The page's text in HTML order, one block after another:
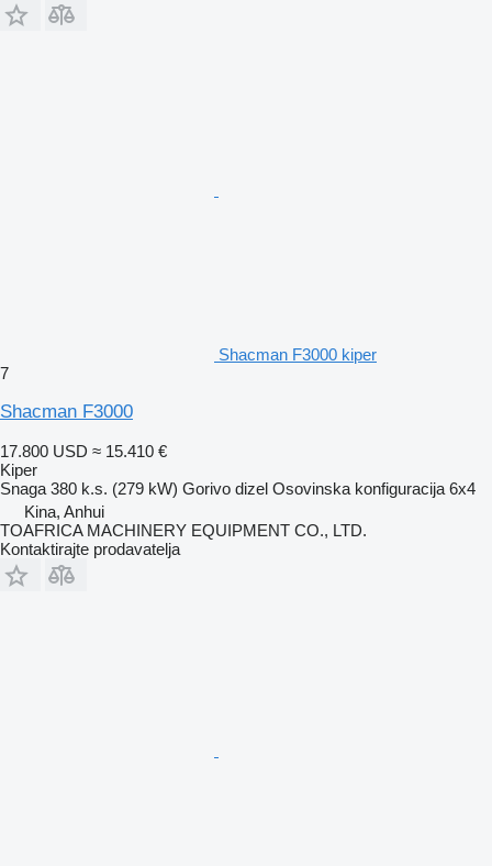
Shacman F3000 kiper
7
Shacman F3000
17.800 USD ≈ 15.410 €
Kiper
Snaga 380 k.s. (279 kW) Gorivo dizel Osovinska konfiguracija 6x4
Kina, Anhui
TOAFRICA MACHINERY EQUIPMENT CO., LTD.
Kontaktirajte prodavatelja